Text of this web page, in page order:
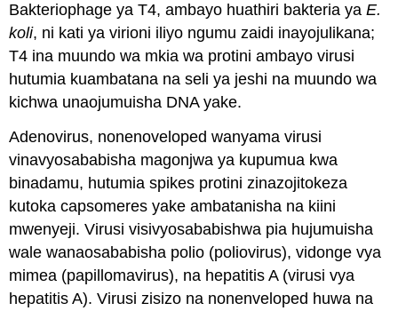
Bakteriophage ya T4, ambayo huathiri bakteria yaE.
koli, ni kati ya virioni iliyo ngumu zaidi inayojulikana;
T4 ina muundo wa mkia wa protini ambayo virusi
hutumia kuambatana na seli ya jeshi na muundo wa
kichwa unaojumuisha DNA yake.
Adenovirus, nonenoveloped wanyama virusi
vinavyosababisha magonjwa ya kupumua kwa
binadamu, hutumia spikes protini zinazojitokeza
kutoka capsomeres yake ambatanisha na kiini
mwenyeji. Virusi visivyosababishwa pia hujumuisha
wale wanaosababisha polio (poliovirus), vidonge vya
mimea (papillomavirus), na hepatitis A (virusi vya
hepatitis A). Virusi zisizo na nonenveloped huwa na